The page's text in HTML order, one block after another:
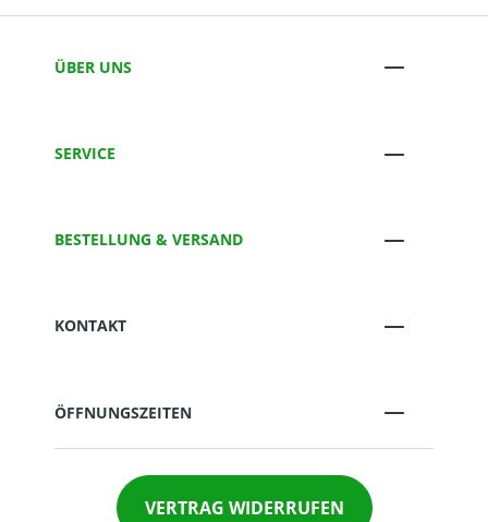
ÜBER UNS
SERVICE
BESTELLUNG & VERSAND
KONTAKT
ÖFFNUNGSZEITEN
VERTRAG WIDERRUFEN